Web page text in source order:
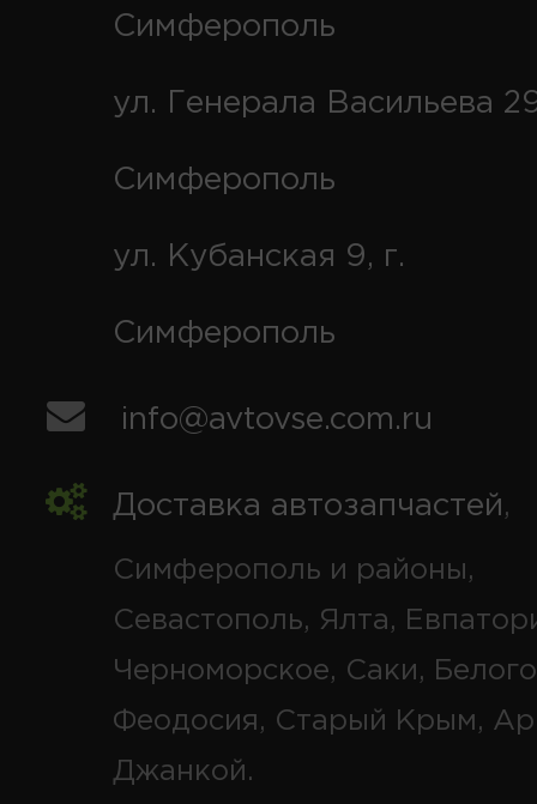
Симферополь
ул. Генерала Васильева
Симферополь
ул. Кубанская 9, г.
Симферополь
info@avtovse.com.ru
Доставка автозапчастей,
Симферополь и районы,
Севастополь, Ялта,
Черноморское, Саки,
Феодосия, Старый Крым,
Джанкой.